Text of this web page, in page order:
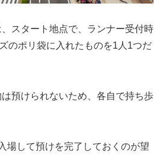
スタート地点で、ランナー受付時
のポリ袋に入れたものを1人1つだ
預けられないため、各自で持ち歩
場して預けを完了しておくのが望